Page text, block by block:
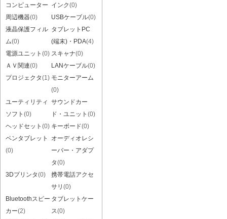
コンピューター
周辺機器(0)
インク(0)
USBケーブル(0)
液晶保護フィル
ム(0)
タブレットPC
(端末)・PDA(4)
電源ユニット (0) スキャナ(0)
ＡＶ関連(0) LANケーブル(0)
プロジェクタ(1) モニターアーム
(0)
ユーティリティ
ソフト (0)
サウンドカー
ド・ユニット (0)
ヘッドセット (0) キーボード(0)
ペンタブレット
(0)
オーディオレシ
ーバー・アダプ
タ(0)
3Dプリンタ(0)
携帯電話アクセ
サリ (0)
Bluetoothスピー
カー(2)
タブレットケー
ス(0)